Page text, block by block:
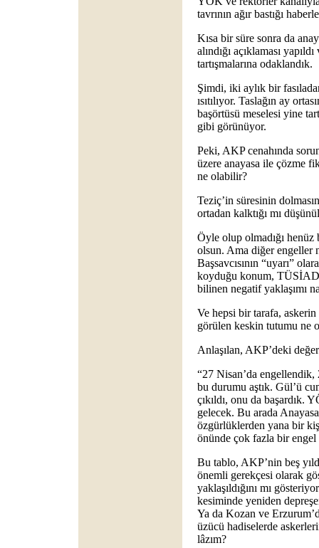
tavrının ağır bastığı
Kısa bir süre sonra da
alındığı açıklaması
tartışmalarına odaklandık.
Şimdi, iki aylık bir
ısıtılıyor. Taslağın ay
başörtüsü meselesi yine
gibi görünüyor.
Peki, AKP cenahında
üzere anayasa ile çözme
ne olabilir?
Teziç’in süresinin
ortadan kalktığı mı
Öyle olup olmadığı
olsun. Ama diğer engeller
Başsavcısının “uyarı”
koyduğu konum,
bilinen negatif yaklaşımı
Ve hepsi bir tarafa,
görülen keskin tutumu ne
Anlaşılan, AKP’deki
“27 Nisan’da engellendik,
bu durumu aştık. Gül’ü
çıkıldı, onu da başardık.
gelecek. Bu arada
özgürlüklerden yana bir
önünde çok fazla bir engel
Bu tablo, AKP’nin beş
önemli gerekçesi olarak
yaklaşıldığını mı
kesiminde yeniden
Ya da Kozan ve
üzücü hadiselerde
lâzım?